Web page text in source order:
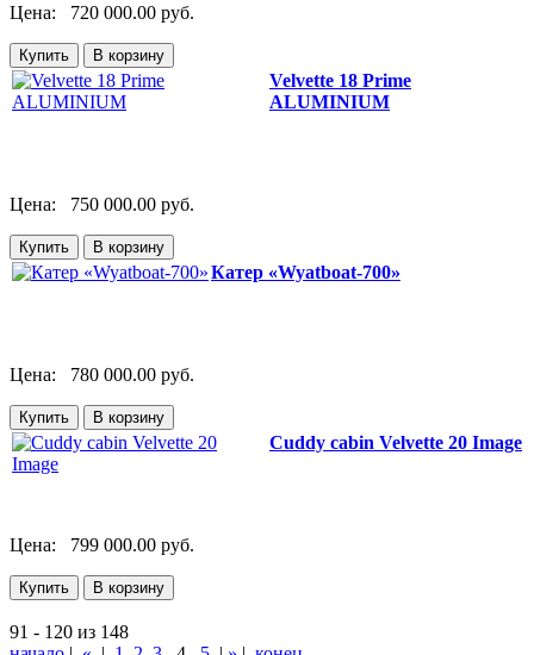
Цена: 720 000.00 руб.
Velvette 18 Prime
ALUMINIUM
Цена: 750 000.00 руб.
Катер «Wyatboat-700»
Цена: 780 000.00 руб.
Cuddy cabin Velvette 20 Image
Цена: 799 000.00 руб.
91 - 120 из 148